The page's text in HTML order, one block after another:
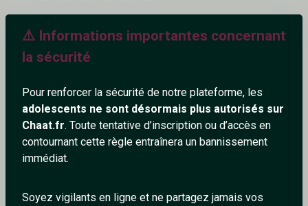
⚠️ Informations importantes concernant
la sécurité
Pour renforcer la sécurité de notre plateforme, les
adolescents ne sont désormais plus autorisés sur
Chaat.fr. Toute tentative d’inscription ou d’accès en
contournant cette règle entraînera un bannissement
immédiat.
Soyez vigilants en ligne et ne partagez jamais vos
Ajouter un commentaire (1)
varoisman 7/6/2024
waouuuh 😵
1